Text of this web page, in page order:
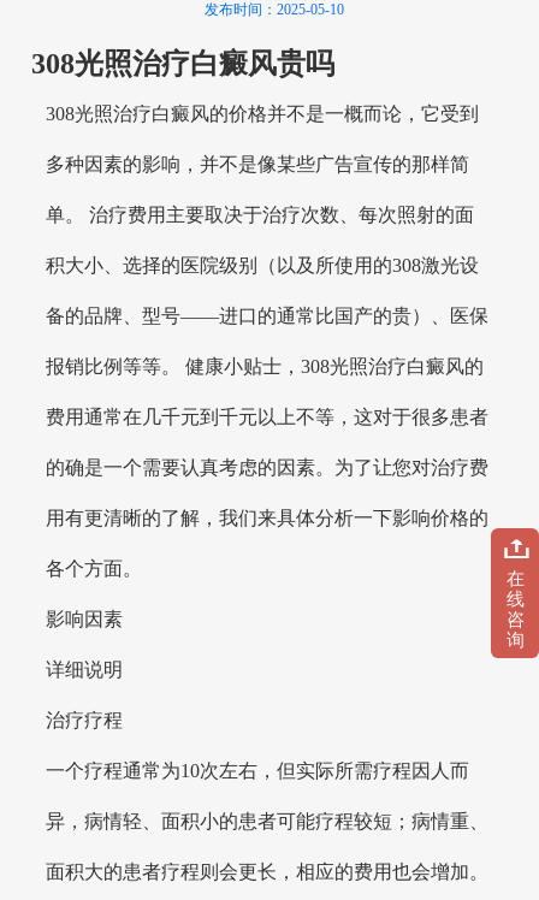
发布时间：2025-05-10
308光照治疗白癜风贵吗
308光照治疗白癜风的价格并不是一概而论，它受到
多种因素的影响，并不是像某些广告宣传的那样简
单。 治疗费用主要取决于治疗次数、每次照射的面
积大小、选择的医院级别（以及所使用的308激光设
备的品牌、型号——进口的通常比国产的贵）、医保
报销比例等等。 健康小贴士，308光照治疗白癜风的
费用通常在几千元到千元以上不等，这对于很多患者
的确是一个需要认真考虑的因素。为了让您对治疗费
用有更清晰的了解，我们来具体分析一下影响价格的
各个方面。
影响因素
详细说明
治疗疗程
一个疗程通常为10次左右，但实际所需疗程因人而
异，病情轻、面积小的患者可能疗程较短；病情重、
面积大的患者疗程则会更长，相应的费用也会增加。
在
线
咨
询